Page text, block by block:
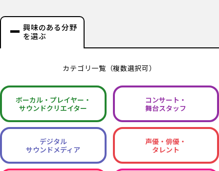
興味のある分野
を選ぶ
カテゴリ一覧（複数選択可）
ボーカル・ プレイヤー・
サウンドクリエイター
コンサート・
舞台スタッフ
デジタル
サウンドメディア
声優・俳優・
タレント